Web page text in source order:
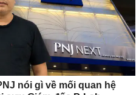
nói gì về mối quan hệ